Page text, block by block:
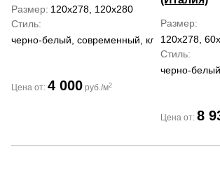
Размер 120x278, 120x280
Стиль
черно-белый, современный, классический
Цена от: 4 000 руб./м2
Размер
120x278,
Стиль
черно-
Цена от: 8